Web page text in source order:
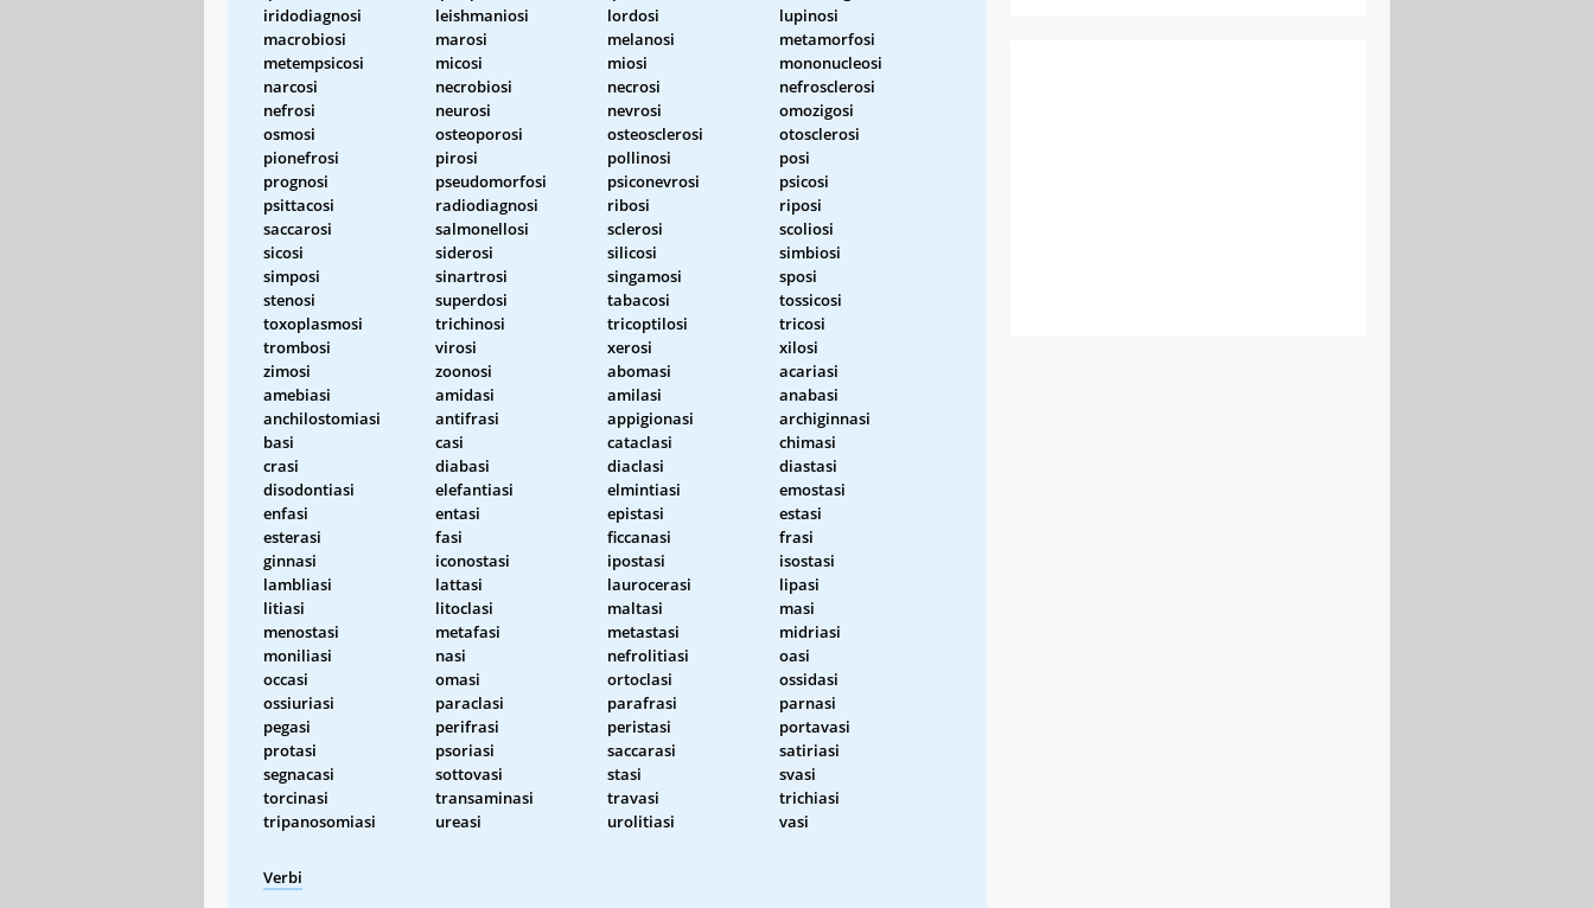
iridodiagnosi
leishmaniosi lordosi
lupinosi
macrobiosi
marosi melanosi
metamorfosi
metempsicosi
micosi miosi
mononucleosi
narcosi
necrobiosi necrosi
nefrosclerosi
nefrosi
neurosi nevrosi
omozigosi
osmosi
osteoporosi osteosclerosi
otosclerosi
pionefrosi
pirosi pollinosi
posi
prognosi
pseudomorfosi psiconevrosi
psicosi
psittacosi
radiodiagnosi ribosi
riposi
saccarosi
salmonellosi sclerosi
scoliosi
sicosi
siderosi silicosi
simbiosi
simposi
sinartrosi singamosi
sposi
stenosi
superdosi tabacosi
tossicosi
toxoplasmosi
trichinosi tricoptilosi
tricosi
trombosi
virosi xerosi
xilosi
zimosi
zoonosi abomasi
acariasi
amebiasi
amidasi amilasi
anabasi
anchilostomiasi
antifrasi appigionasi
archiginnasi
basi
casi cataclasi
chimasi
crasi
diabasi diaclasi
diastasi
disodontiasi
elefantiasi elmintiasi
emostasi
enfasi
entasi epistasi
estasi
esterasi
fasi ficcanasi
frasi
ginnasi
iconostasi ipostasi
isostasi
lambliasi
lattasi laurocerasi
lipasi
litiasi
litoclasi maltasi
masi
menostasi
metafasi metastasi
midriasi
moniliasi
nasi nefrolitiasi
oasi
occasi
omasi ortoclasi
ossidasi
ossiuriasi
paraclasi parafrasi
parnasi
pegasi
perifrasi peristasi
portavasi
protasi
psoriasi saccarasi
satiriasi
segnacasi
sottovasi stasi
svasi
torcinasi
transaminasi travasi
trichiasi
tripanosomiasi
ureasi urolitiasi vasi
Verbi